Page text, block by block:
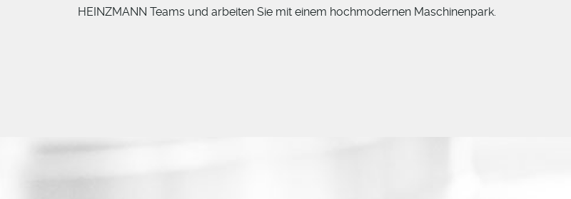
HEINZMANN Teams und arbeiten Sie mit einem hochmodernen Maschinenpark.